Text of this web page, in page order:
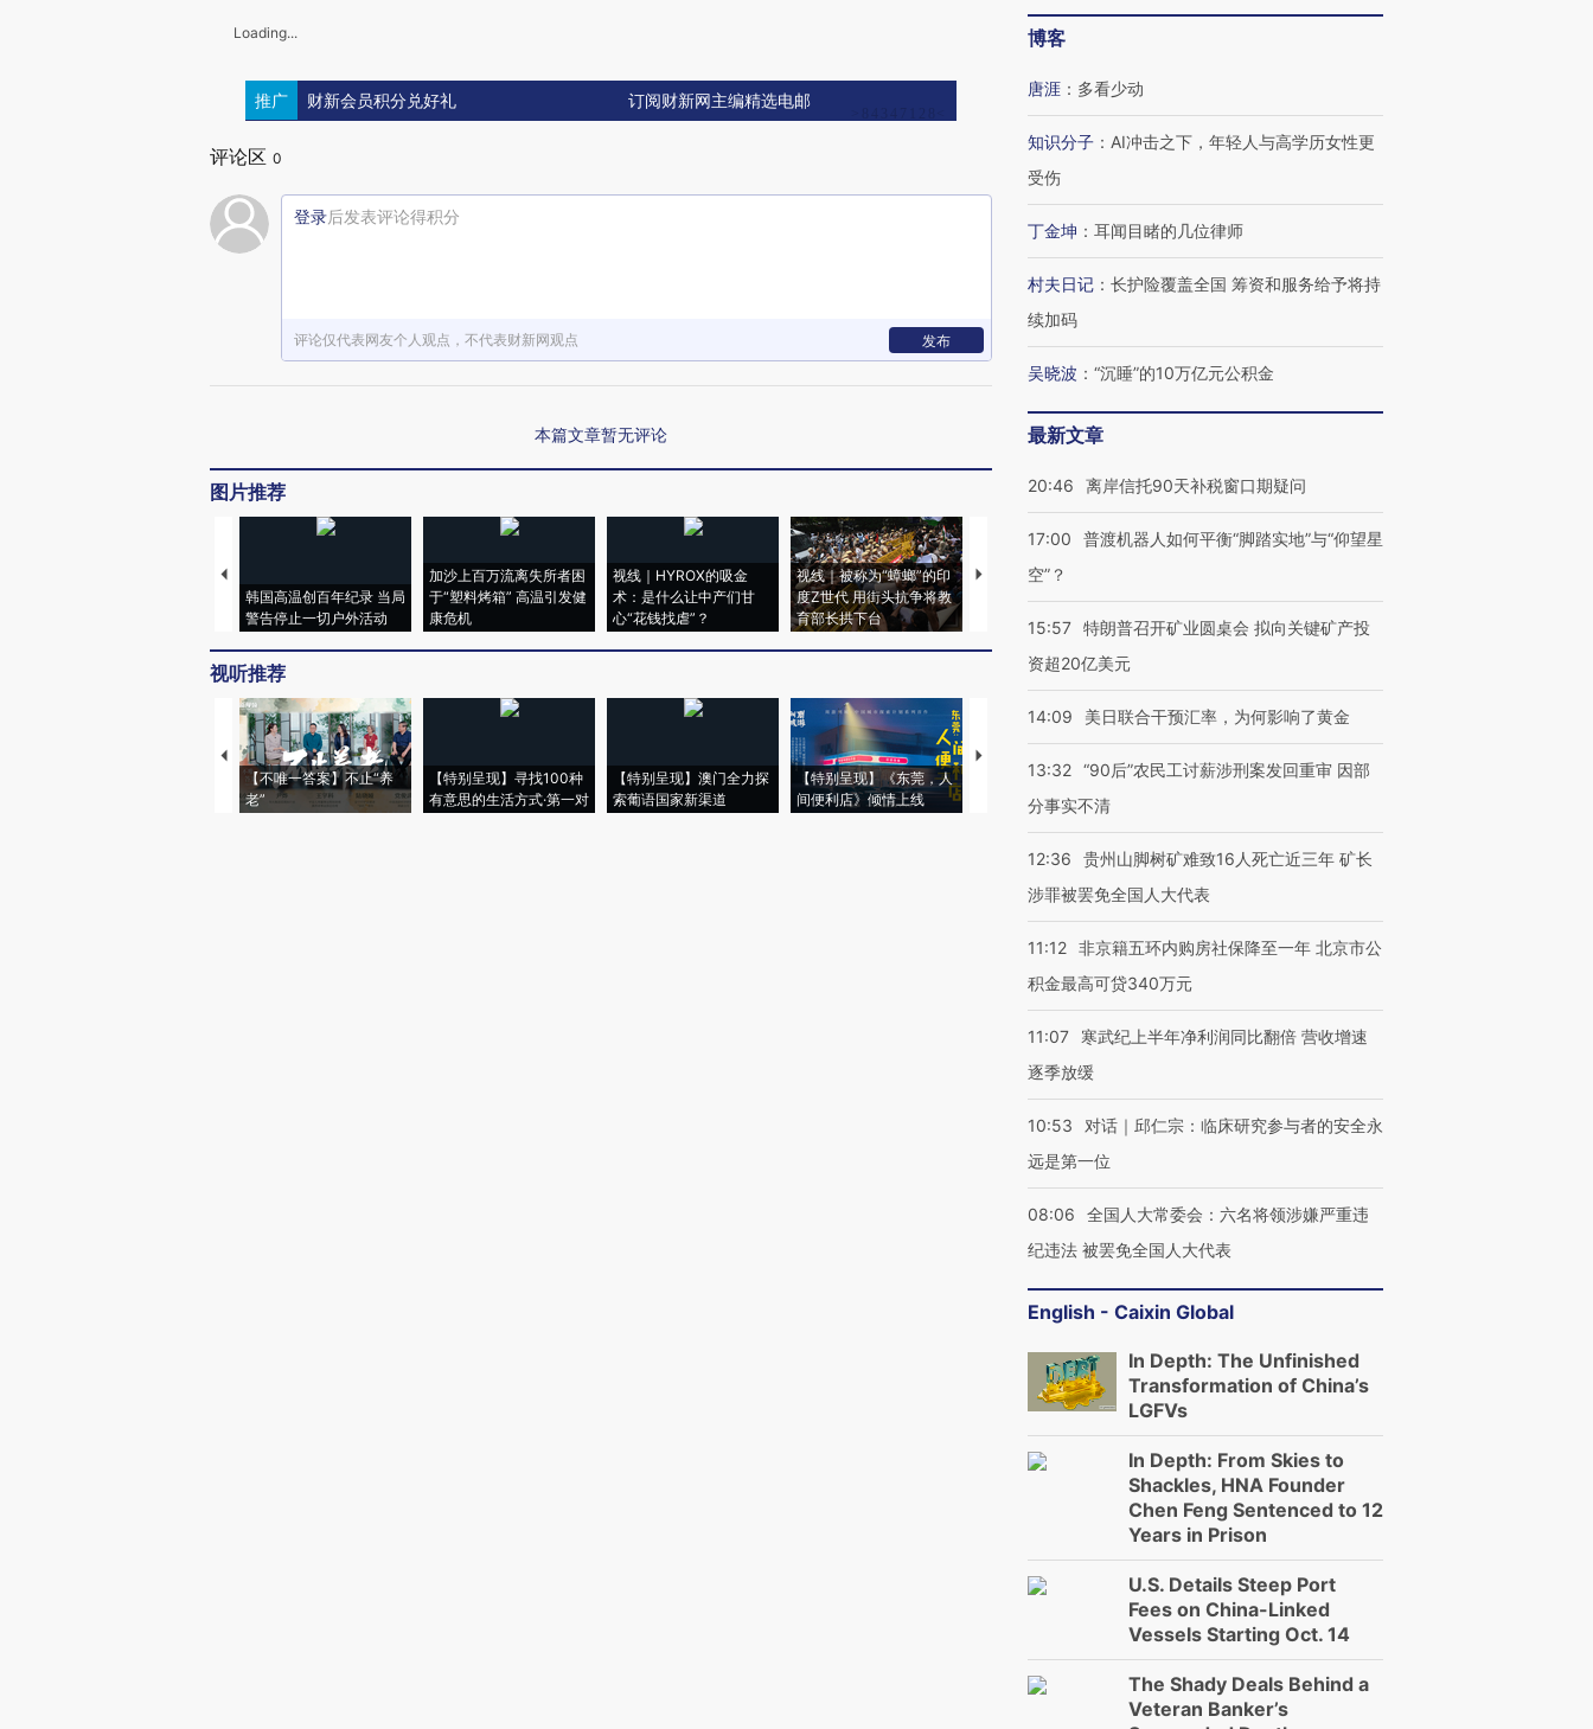
Loading...
推广 财新会员积分兑好礼 订阅财新网主编精选电邮
评论区 0
登录后发表评论得积分
评论仅代表网友个人观点，不代表财新网观点 发布
本篇文章暂无评论
图片推荐
韩国高温创百年纪录 当局
警告停止一切户外活动
加沙上百万流离失所者困
于“塑料烤箱” 高温引发健
康危机
视线｜HYROX的吸金
术：是什么让中产们甘
心“花钱找虐”？
视线｜被称为“蟑螂”的印
度Z世代 用街头抗争将教
育部长拱下台
视线｜“入侵”还是“人道危
机”？难民潮撕裂西班牙
飞地休达
128毫米 紧急转移近
4000人
雨 3小时累计雨量超80毫
米
视听推荐
【不唯一答案】不止“养
老”
【特别呈现】寻找100种
有意思的生活方式·第一对
【特别呈现】澳门全力探
索葡语国家新渠道
【特别呈现】《东莞，人
间便利店》倾情上线
【推广】走进第四届链博
会，让数智科技“链”接产
【特别呈现】寻找100种
CFO：不靠规模取胜，华
博客
唐涯 ： 多看少动
知识分子 ： AI冲击之下，年轻人与高学历女性更
受伤
丁金坤 ： 耳闻目睹的几位律师
村夫日记 ： 长护险覆盖全国 筹资和服务给予将持
续加码
吴晓波 ： “沉睡”的10万亿元公积金
最新文章
20:46 离岸信托90天补税窗口期疑问
17:00
普渡机器人如何平衡“脚踏实地”与“仰望星
空”？
15:57 特朗普召开矿业圆桌会 拟向关键矿产投
资超20亿美元
14:09 美日联合干预汇率，为何影响了黄金
13:32 “90后”农民工讨薪涉刑案发回重审 因部
分事实不清
12:36
贵州山脚树矿难致16人死亡近三年 矿长
涉罪被罢免全国人大代表
11:12 非京籍五环内购房社保降至一年 北京市公
积金最高可贷340万元
11:07
寒武纪上半年净利润同比翻倍 营收增速
逐季放缓
10:53
对话｜邱仁宗：临床研究参与者的安全永
远是第一位
08:06
全国人大常委会：六名将领涉嫌严重违
纪违法 被罢免全国人大代表
English - Caixin Global
In Depth: The Unfinished
Transformation of China’s
LGFVs
In Depth: From Skies to
Shackles, HNA Founder
Chen Feng Sentenced to 12
Years in Prison
U.S. Details Steep Port
Fees on China-Linked
Vessels Starting Oct. 14
The Shady Deals Behind a
Veteran Banker’s